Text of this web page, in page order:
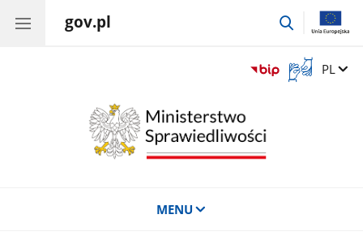
gov.pl
przejdź
Otwórz
okno
Zmień
PL
MENU